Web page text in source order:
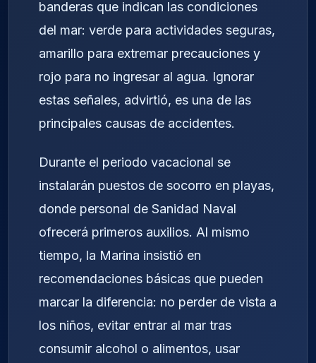
banderas que indican las condiciones
del mar: verde para actividades seguras,
amarillo para extremar precauciones y
rojo para no ingresar al agua. Ignorar
estas señales, advirtió, es una de las
principales causas de accidentes.
Durante el periodo vacacional se
instalarán puestos de socorro en playas,
donde personal de Sanidad Naval
ofrecerá primeros auxilios. Al mismo
tiempo, la Marina insistió en
recomendaciones básicas que pueden
marcar la diferencia: no perder de vista a
los niños, evitar entrar al mar tras
consumir alcohol o alimentos, usar